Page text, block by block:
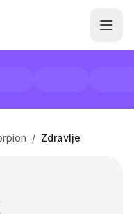
/ Zdravlje